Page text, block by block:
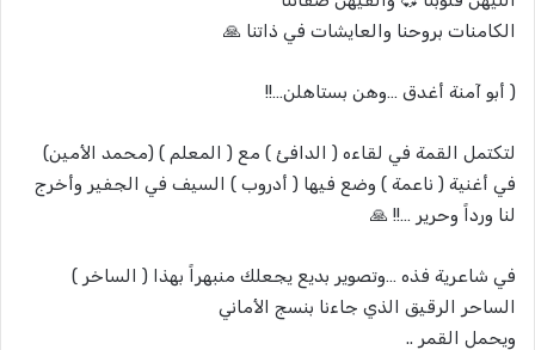
الكامنات بروحنا والعايشات في ذاتنا 🙏
( أبو آمنة أغدق …وهن بستاهلن…!!
لتكتمل القمة في لقاءه ( الدافئ ) مع ( المعلم ) (محمد الأمين)
في أغنية ( ناعمة ) وضع فيها ( أدروب ) السيف في الجفير وأخرج
لنا ورداً وحرير …!! 🙏
في شاعرية فذه …وتصوير بديع يجعلك منبهراً بهذا ( الساخر )
الساحر الرقيق الذي جاءنا بنسج الأماني
ويحمل القمر ..